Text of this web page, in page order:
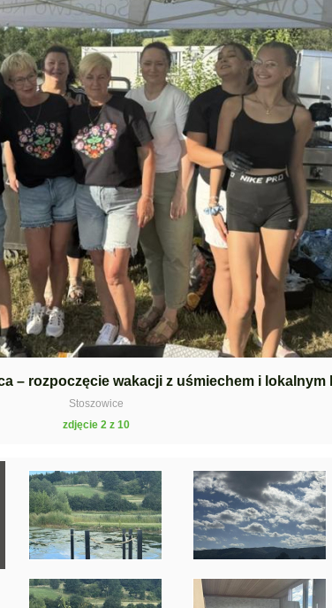
– rozpoczęcie wakacji z uśmiechem i lokalnym
Stoszowice
zdjęcie 2 z 10